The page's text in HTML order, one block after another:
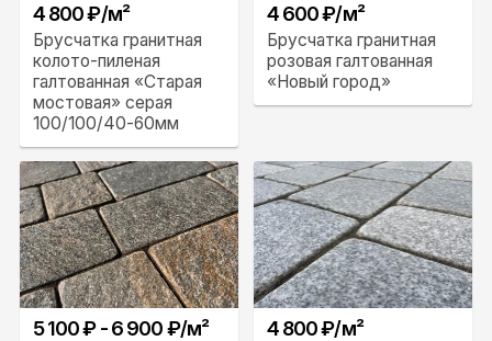
4 800 ₽/м²
Брусчатка гранитная
колото-пиленая
галтованная «Старая
мостовая» серая
100/100/40-60мм
4 600 ₽/м²
Брусчатка гранитная
розовая галтованная
«Новый город»
5 100 ₽ - 6 900 ₽/м² 4 800 ₽/м²